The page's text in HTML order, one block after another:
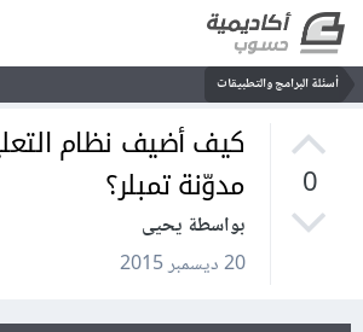
أسئلة البرامج والتطبيقات
0
كيف أضيف نظام
مدوّنة تمبلر؟
بواسطة يحيى
20 ديسمبر 2015